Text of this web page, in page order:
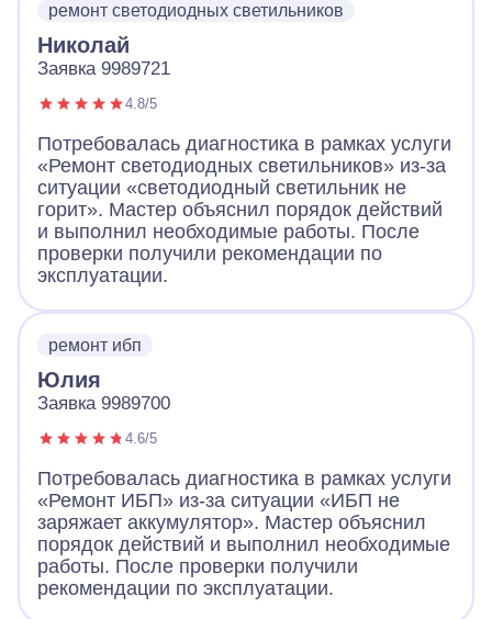
ремонт светодиодных светильников
Николай
Заявка 9989721
4.8/5
Потребовалась диагностика в рамках услуги
«Ремонт светодиодных светильников» из-за
ситуации «светодиодный светильник не
горит». Мастер объяснил порядок действий
и выполнил необходимые работы. После
проверки получили рекомендации по
эксплуатации.
ремонт ибп
Юлия
Заявка 9989700
4.6/5
Потребовалась диагностика в рамках услуги
«Ремонт ИБП» из-за ситуации «ИБП не
заряжает аккумулятор». Мастер объяснил
порядок действий и выполнил необходимые
работы. После проверки получили
рекомендации по эксплуатации.